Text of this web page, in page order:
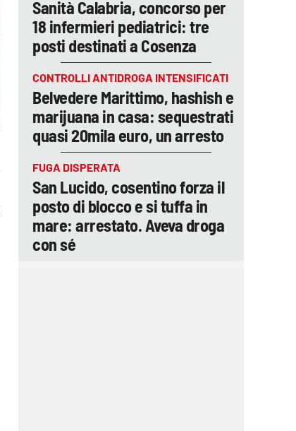
Sanità Calabria, concorso per
18 infermieri pediatrici: tre
posti destinati a Cosenza
CONTROLLI ANTIDROGA INTENSIFICATI
Belvedere Marittimo, hashish e
marijuana in casa: sequestrati
quasi 20mila euro, un arresto
FUGA DISPERATA
San Lucido, cosentino forza il
posto di blocco e si tuffa in
mare: arrestato. Aveva droga
con sé